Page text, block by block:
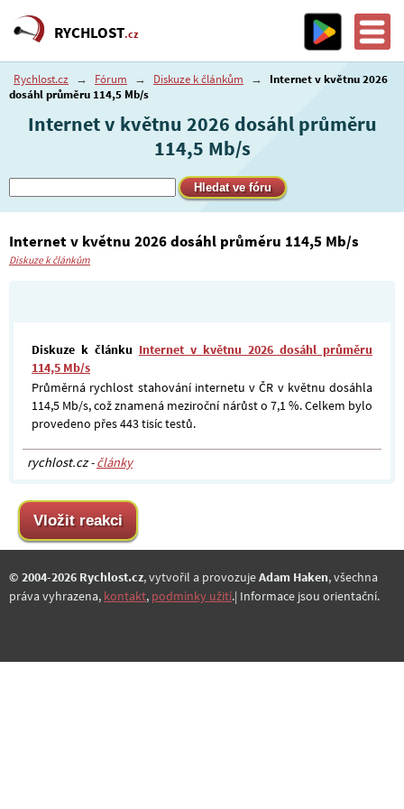
RYCHLOST.cz
Rychlost.cz → Fórum → Diskuze k článkům →
Internet v květnu 2026
dosáhl průměru 114,5 Mb/s
Internet v květnu 2026 dosáhl průměru
114,5 Mb/s
Internet v květnu 2026 dosáhl průměru 114,5 Mb/s
Diskuze k článkům
Diskuze k článku Internet v květnu 2026 dosáhl průměru
114,5 Mb/s
Průměrná rychlost stahování internetu v ČR v květnu dosáhla
114,5 Mb/s, což znamená meziroční nárůst o 7,1 %. Celkem bylo
provedeno přes 443 tisíc testů.
rychlost.cz -články
© 2004-2026 Rychlost.cz, vytvořil a provozujeAdam Haken, všechna
práva vyhrazena, kontakt, podmínky užití.| Informace jsou orientační.